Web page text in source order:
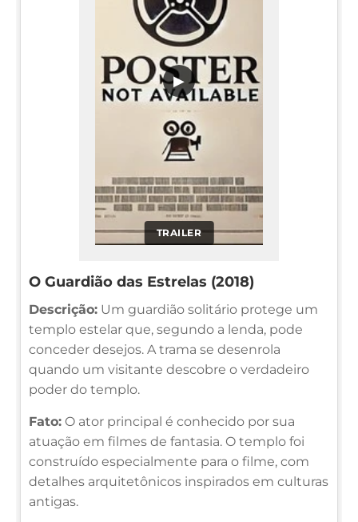
TRAILER
▶
O Guardião das Estrelas (2018)
Descrição: Um guardião solitário protege um
templo estelar que, segundo a lenda, pode
conceder desejos. A trama se desenrola
quando um visitante descobre o verdadeiro
poder do templo.
Fato: O ator principal é conhecido por sua
atuação em filmes de fantasia. O templo foi
construído especialmente para o filme, com
detalhes arquitetônicos inspirados em culturas
antigas.